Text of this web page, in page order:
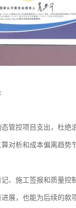
管控项目支出，杜
对析和成本偏离趋势
、施工签报和质量
展，也能为后续的款